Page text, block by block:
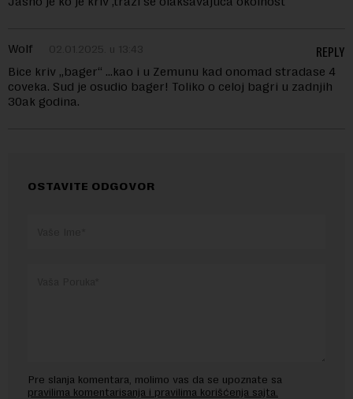
Wolf 02.01.2025. u 13:43
Bice kriv „bager“ …kao i u Zemunu kad onomad stradase 4
coveka. Sud je osudio bager! Toliko o celoj bagri u zadnjih
30ak godina.
REPLY
OSTAVITE ODGOVOR
Pre slanja komentara, molimo vas da se upoznate sa
pravilima komentarisanja i pravilima korišćenja sajta.